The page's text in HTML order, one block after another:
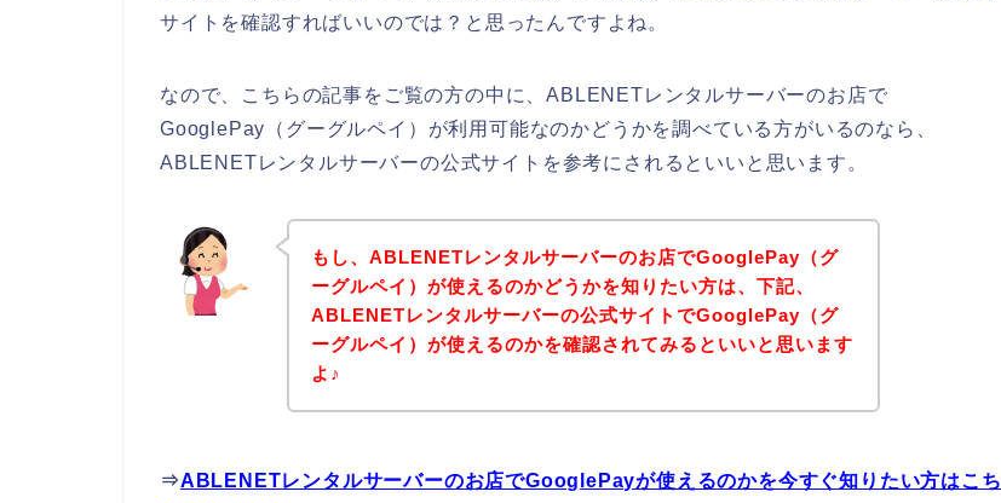
サイトを確認すればいいのでは？と思ったんですよね。
なので、こちらの記事をご覧の方の中に、ABLENETレンタルサーバーのお店で
GooglePay（グーグルペイ）が利用可能なのかどうかを調べている方がいるのなら、
ABLENETレンタルサーバーの公式サイトを参考にされるといいと思います。
もし、ABLENETレンタルサーバーのお店でGooglePay（グ
ーグルペイ）が使えるのかどうかを知りたい方は、下記、
ABLENETレンタルサーバーの公式サイトでGooglePay（グ
ーグルペイ）が使えるのかを確認されてみるといいと思います
よ♪
⇒ABLENETレンタルサーバーのお店でGooglePayが使えるのかを今すぐ知りたい方はこち